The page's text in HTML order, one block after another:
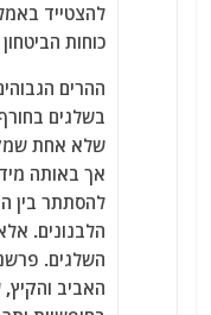
להצטייד
כוחות
ההרים
בשלגים
שלא אחת
אך באותה
להסתתר בין
הלבנונים.
השלגים.
האביב